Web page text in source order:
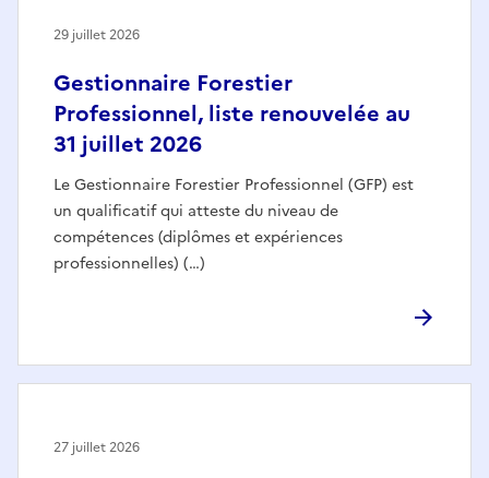
Gestionnaire Forestier
Professionnel, liste renouvelée au
31 juillet 2026
Le Gestionnaire Forestier Professionnel (GFP) est
un qualificatif qui atteste du niveau de
compétences (diplômes et expériences
professionnelles) (…)
29 juillet 2026
27 juillet 2026